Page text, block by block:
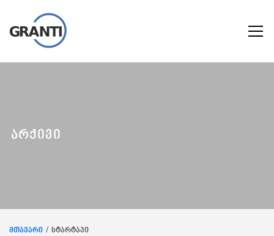
არქივი
მთავარი სტარტაპი